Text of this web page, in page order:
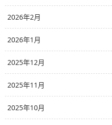
2026年2月
2026年1月
2025年12月
2025年11月
2025年10月